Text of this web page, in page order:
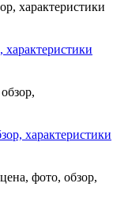
характеристики